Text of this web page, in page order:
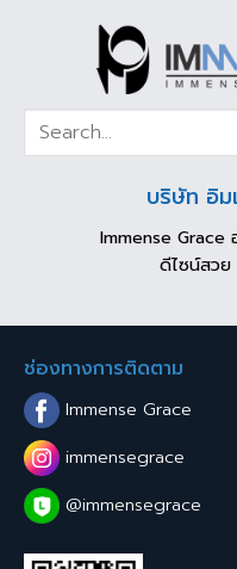
บริษัท อิม
Immense
ดีไซน์สว
ช่องทางการติดตาม
Immense Grace
immensegrace
@immensegrace